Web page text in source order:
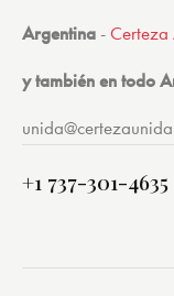
Argentina -Certeza
y también en todo
+1 737-301-4635